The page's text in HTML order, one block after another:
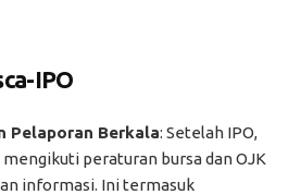
IPO
Pelaporan Berkala: Setelah IPO,
peraturan bursa dan OJK
informasi. Ini termasuk